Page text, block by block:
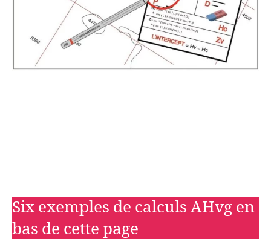
Six exemples de calculs AHvg en
bas de cette page